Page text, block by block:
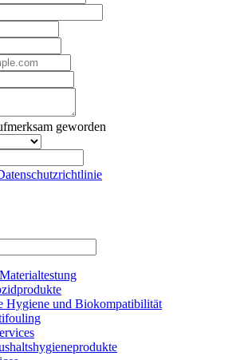
geworden
Hygiene und Biokompatibilität